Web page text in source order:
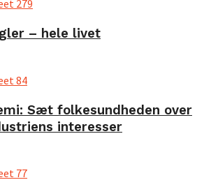
279
– hele livet
84
Sæt folkesundheden over
interesser
77